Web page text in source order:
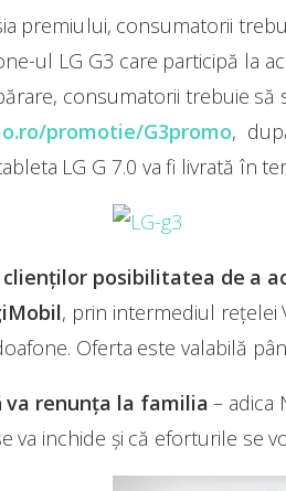
premiului, consumatorii
ul LG G3 care participă la
consumatorii trebuie
promotie/G3promo,
LG G 7.0 va fi livrată în
clienților posibilitatea de a
, prin intermediul rețelei
Oferta este valabilă
va renunța la familia– adica
va inchide și că eforturile